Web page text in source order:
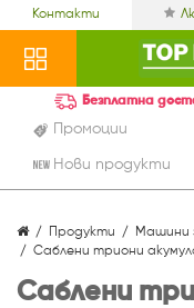
Контакти
Промоции
Нови продукти
Безплатна
Продукти Машини
Саблени триони
Саблени